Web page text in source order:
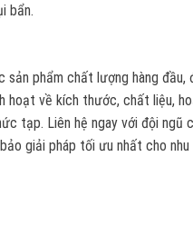
bẩn.
sản phẩm chất lượng hàng
hoạt về kích thước, chất liệu,
tạp. Liên hệ ngay với đội ngũ
giải pháp tối ưu nhất cho nhu